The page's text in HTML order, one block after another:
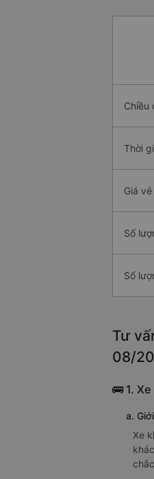
Chiều
Thời
Giá
Số
Số
Tư
08/
🚌 1.
a.
Xe